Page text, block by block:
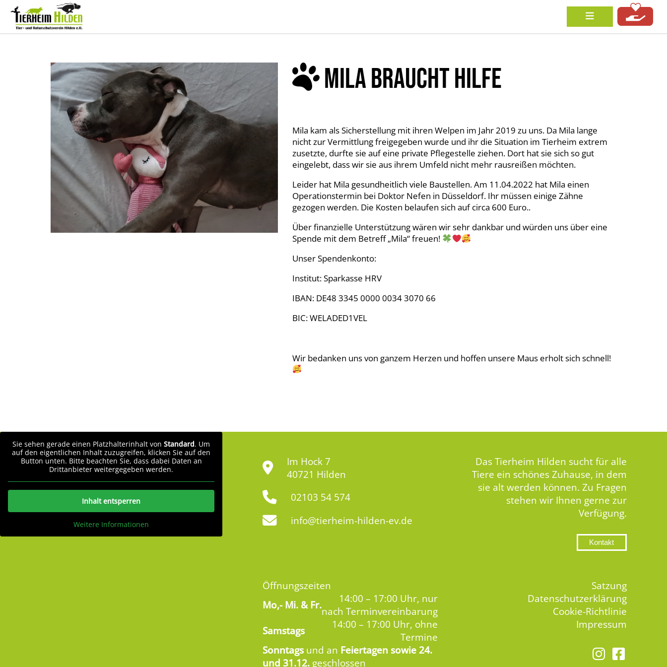
MILA BRAUCHT HILFE
Mila kam als Sicherstellung mit ihren Welpen im Jahr 2019 zu uns. Da Mila lange
nicht zur Vermittlung freigegeben wurde und ihr die Situation im Tierheim extrem
zusetzte, durfte sie auf eine private Pflegestelle ziehen. Dort hat sie sich so gut
eingelebt, dass wir sie aus ihrem Umfeld nicht mehr rausreißen möchten.
Leider hat Mila gesundheitlich viele Baustellen. Am 11.04.2022 hat Mila einen
Operationstermin bei Doktor Nefen in Düsseldorf. Ihr müssen einige Zähne
gezogen werden. Die Kosten belaufen sich auf circa 600 Euro..
Über finanzielle Unterstützung wären wir sehr dankbar und würden uns über eine
Spende mit dem Betreff „Mila“ freuen!
Unser Spendenkonto:
Institut: Sparkasse HRV
IBAN: DE48 3345 0000 0034 3070 66
BIC: WELADED1VEL
Wir bedanken uns von ganzem Herzen und hoffen unsere Maus erholt sich schnell!
Sie sehen gerade einen Platzhalterinhalt von Standard. Um
auf den eigentlichen Inhalt zuzugreifen, klicken Sie auf den
Button unten. Bitte beachten Sie, dass dabei Daten an
Drittanbieter weitergegeben werden.
Inhalt entsperren
Weitere Informationen
Im Hock 7
40721 Hilden
02103 54 574
info@tierheim-hilden-ev.de
Das Tierheim Hilden sucht für alle
Tiere ein schönes Zuhause, in dem
sie alt werden können. Zu Fragen
stehen wir Ihnen gerne zur
Verfügung.
Kontakt
Öffnungszeiten
Mo,-Mi. & Fr.
14:00 – 17:00 Uhr, nur
nach Terminvereinbarung
Samstags
14:00 – 17:00 Uhr, ohne
Termine
Sonntags und an Feiertagen sowie 24.
und 31.12. geschlossen
Satzung
Datenschutzerklärung
Cookie-Richtlinie
Impressum